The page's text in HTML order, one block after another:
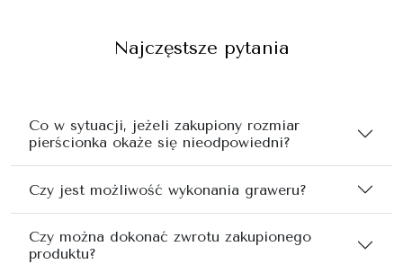
Najczęstsze pytania
Co w sytuacji, jeżeli zakupiony rozmiar
pierścionka okaże się nieodpowiedni?
Czy jest możliwość wykonania graweru?
Czy można dokonać zwrotu zakupionego
produktu?